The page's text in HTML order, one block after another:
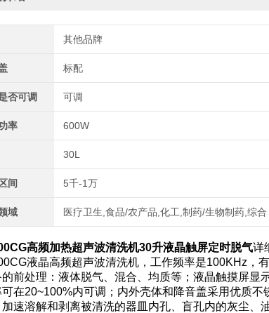
其他品牌
标配
否可调 可调
率 600W
30L
间 5千-1万
域 医疗卫生,食品/农产品,化工,制药/生物制药,综合
高频加热超声波清洗机30升液晶触屏定时脱气详
液晶高频超声波清洗机，工作频率是100KHz，
前处理：液体脱气、混合、均质等；液晶触摸屏显
在20~100%内可调；内外壳体和降音盖采用优质
速溶解和剥离被清洗的器皿内孔、盲孔内的灰尘、